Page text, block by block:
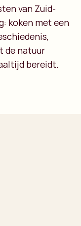
van Zuid-
koken met een
de natuur
bereidt.